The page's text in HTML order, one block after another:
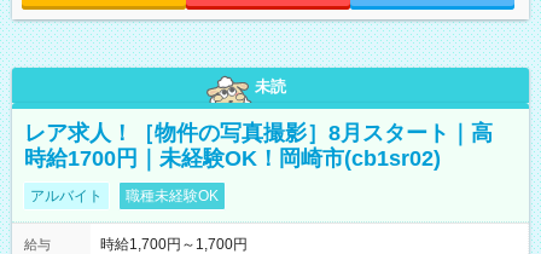
未読
レア求人！［物件の写真撮影］8月スタート｜高
時給1700円｜未経験OK！岡崎市(cb1sr02)
アルバイト 職種未経験OK
給与 時給1,700円～1,700円